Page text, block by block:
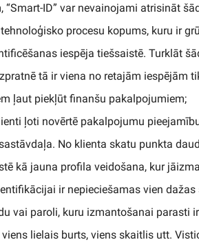
“Smart-ID” var nevainojami atrisināt
procesu kopums, kuru ir
iespēja tiešsaistē. Turklāt
tā ir viena no retajām iespējām
ļaut piekļūt finanšu pakalpojumiem;
ļoti novērtē pakalpojumu
No klienta skatu punkta
kā jauna profila veidošana, kur
ir nepieciešamas vien
vai paroli, kuru izmantošanai parasti
lielais burts, viens skaitlis utt.